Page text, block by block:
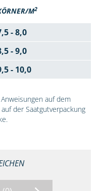
M2
- 8,0
- 9,0
- 10,0
auf dem
der Saatgutverpackung